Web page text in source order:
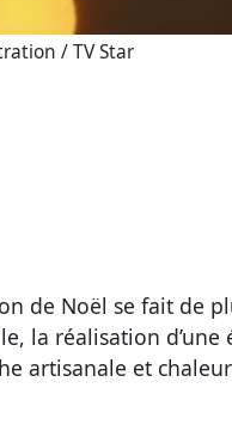
/ TV Star
de Noël se fait de
la réalisation d’une
artisanale et